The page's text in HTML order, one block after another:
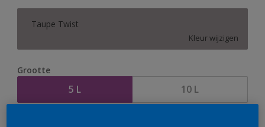
Taupe Twist
Kleur wijzigen
Grootte
5 L 10 L